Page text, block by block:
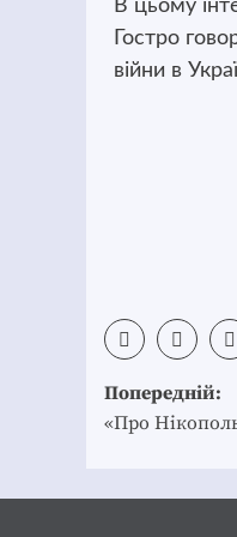
В цьому
Гостро
війни в
Post
Попередній:
«Про